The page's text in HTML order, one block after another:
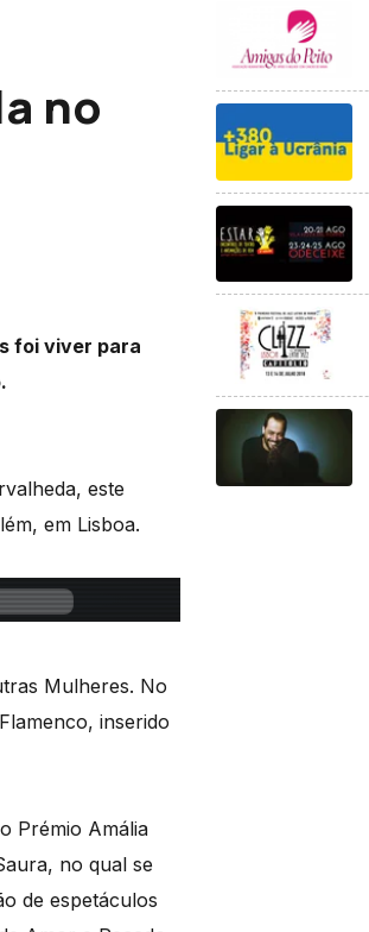
no
foi viver para
este
em Lisboa.
Mulheres. No
inserido
Prémio Amália
no qual se
de espetáculos